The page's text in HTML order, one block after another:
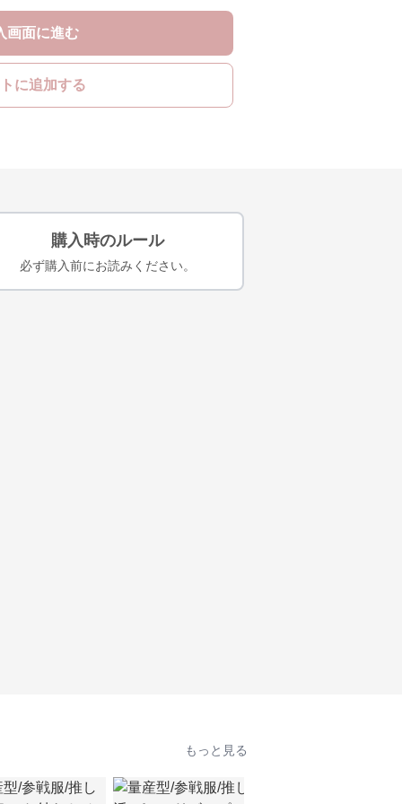
画面に進む
に追加する
購入時のルール
必ず購入前にお読みください。
もっと見る